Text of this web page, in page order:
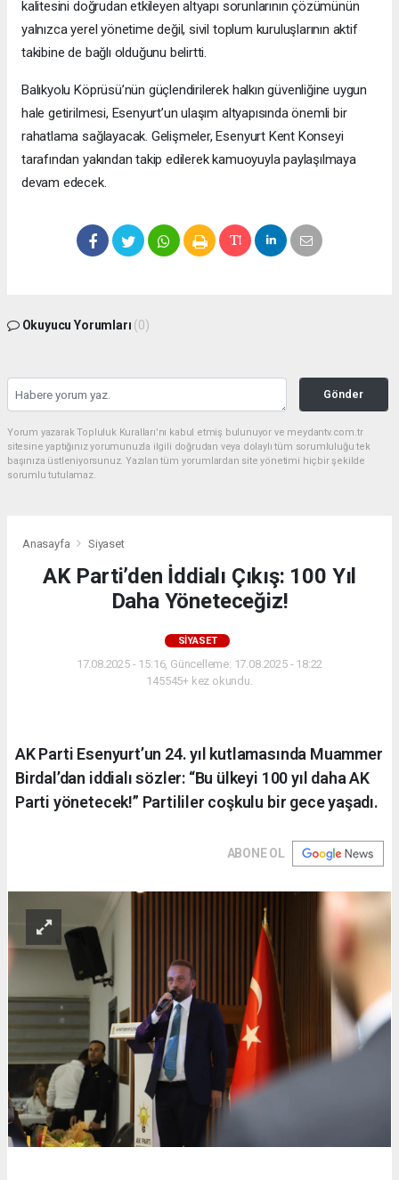
kalitesini doğrudan etkileyen altyapı sorunlarının çözümünün
yalnızca yerel yönetime değil, sivil toplum kuruluşlarının aktif
takibine de bağlı olduğunu belirtti.
Balıkyolu Köprüsü’nün güçlendirilerek halkın güvenliğine uygun
hale getirilmesi, Esenyurt’un ulaşım altyapısında önemli bir
rahatlama sağlayacak. Gelişmeler, Esenyurt Kent Konseyi
tarafından yakından takip edilerek kamuoyuyla paylaşılmaya
devam edecek.
Okuyucu Yorumları (0)
Gönder
Yorum yazarak Topluluk Kuralları’nı kabul etmiş bulunuyor ve meydantv.com.tr
sitesine yaptığınız yorumunuzla ilgili doğrudan veya dolaylı tüm sorumluluğu tek
başınıza üstleniyorsunuz. Yazılan tüm yorumlardan site yönetimi hiçbir şekilde
sorumlu tutulamaz.
Anasayfa Siyaset
AK Parti’den İddialı Çıkış: 100 Yıl
Daha Yöneteceğiz!
SIYASET
17.08.2025 - 15:16, Güncelleme: 17.08.2025 - 18:22
145545+ kez okundu.
AK Parti Esenyurt’un 24. yıl kutlamasında Muammer
Birdal’dan iddialı sözler: “Bu ülkeyi 100 yıl daha AK
Parti yönetecek!” Partililer coşkulu bir gece yaşadı.
ABONE OL